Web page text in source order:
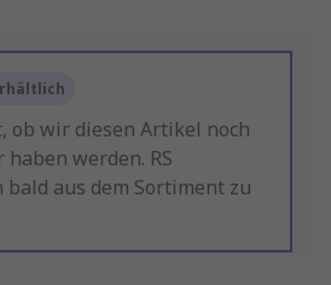
ob wir diesen Artikel noch
werden. RS
aus dem Sortiment zu